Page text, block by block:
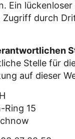
Ein
Zugriff durch
Stelle für
auf dieser
Ring 15